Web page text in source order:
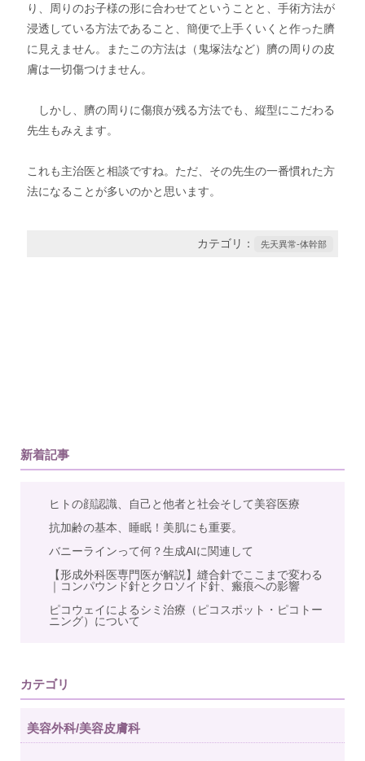
り、周りのお子様の形に合わせてということと、手術方法が
浸透している方法であること、簡便で上手くいくと作った臍
に見えません。またこの方法は（鬼塚法など）臍の周りの皮
膚は一切傷つけません。
しかし、臍の周りに傷痕が残る方法でも、縦型にこだわる
先生もみえます。
これも主治医と相談ですね。ただ、その先生の一番慣れた方
法になることが多いのかと思います。
カテゴリ： 先天異常-体幹部
新着記事
ヒトの顔認識、自己と他者と社会そして美容医療
抗加齢の基本、睡眠！美肌にも重要。
バニーラインって何？生成AIに関連して
【形成外科医専門医が解説】縫合針でここまで変わる
｜コンパウンド針とクロソイド針、瘢痕への影響
ピコウェイによるシミ治療（ピコスポット・ピコトー
ニング）について
カテゴリ
美容外科/美容皮膚科